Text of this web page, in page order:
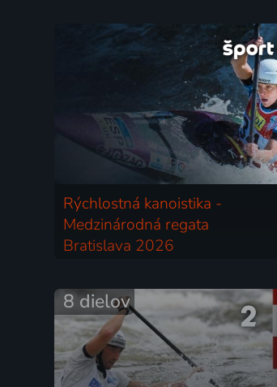
Rýchlostná kanoistika -
Medzinárodná regata
Bratislava 2026
8 dielov